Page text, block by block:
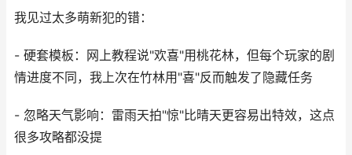
我见过太多萌新犯的错：
- 硬套模板：网上教程说"欢喜"用桃花林，但每个玩家的剧
情进度不同，我上次在竹林用"喜"反而触发了隐藏任务
- 忽略天气影响：雷雨天拍"惊"比晴天更容易出特效，这点
很多攻略都没提